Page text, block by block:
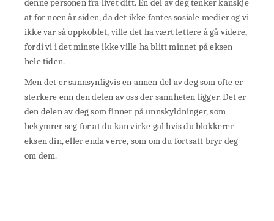
denne personen fra livet ditt. En del av deg tenker kanskje
at for noen år siden, da det ikke fantes sosiale medier og vi
ikke var så oppkoblet, ville det ha vært lettere å gå videre,
fordi vi i det minste ikke ville ha blitt minnet på eksen
hele tiden.
Men det er sannsynligvis en annen del av deg som ofte er
sterkere enn den delen av oss der sannheten ligger. Det er
den delen av deg som finner på unnskyldninger, som
bekymrer seg for at du kan virke gal hvis du blokkerer
eksen din, eller enda verre, som om du fortsatt bryr deg
om dem.